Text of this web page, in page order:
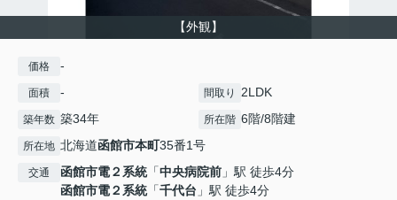
【外観】
価格 -
面積 - 間取り 2LDK
築年数 築34年 所在階 6階/8階建
所在地 北海道函館市本町35番1号
交通 函館市電２系統「中央病院前 」駅 徒歩4分
函館市電２系統「千代台 」駅 徒歩4分